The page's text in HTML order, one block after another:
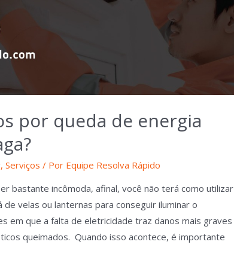
por queda de energia
,Serviços / Por Equipe Resolva Rápido
bastante incômoda, afinal, você não terá como utilizar
velas ou lanternas para conseguir iluminar o
em que a falta de eletricidade traz danos mais graves
queimados. Quando isso acontece, é importante